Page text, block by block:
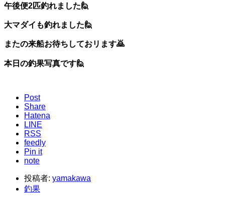
午後便2匹釣れました🙋
大マダイも釣れました🙋
またの来船お待ちしておリます🙇
本日の釣果写真です🙋
Post
Share
Hatena
LINE
RSS
feedly
Pin it
note
投稿者: yamakawa
釣果